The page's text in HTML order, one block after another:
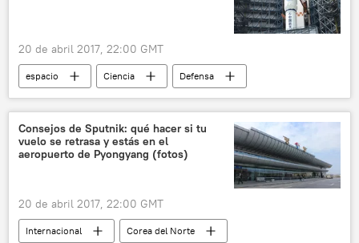
20 de abril 2017, 22:00 GMT
espacio Ciencia
Defensa
Internacional
Rusia
China
Tianzhou 1
satélites noticias
Consejos de Sputnik: qué hacer si tu
vuelo se retrasa y estás en el
aeropuerto de Pyongyang (fotos)
20 de abril 2017, 22:00 GMT
Internacional
Corea del Norte